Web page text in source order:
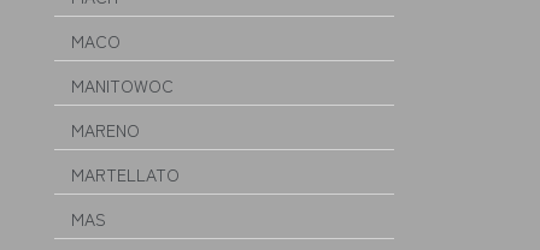
MACO
MANITOWOC
MARENO
MARTELLATO
MAS